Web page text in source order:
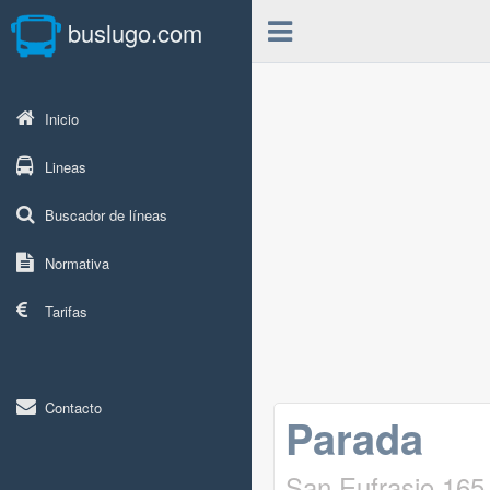
buslugo.com
Inicio
Lineas
Buscador de líneas
Normativa
Tarifas
Contacto
Parada